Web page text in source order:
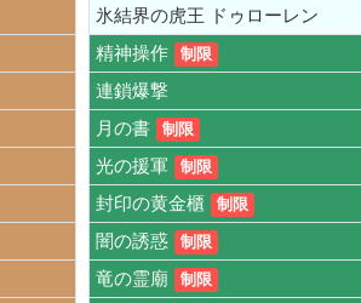
氷結界の虎王 ドゥローレン
精神操作
制限
連鎖爆撃
月の書
制限
光の援軍 制限
封印の黄金櫃 制限
闇の誘惑 制限
竜の霊廟 制限